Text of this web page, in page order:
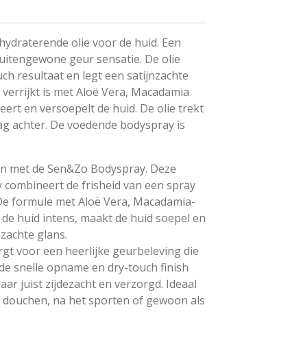
olie voor de huid. Een
geur sensatie. De olie
resultaat en legt een satijnzachte
is met Aloë Vera, Macadamia
en versoepelt de huid. De olie trekt
achter. De voedende bodyspray is
met de Sen&Zo Bodyspray. Deze
de frisheid van een spray
formule met Aloë Vera, Macadamia-
huid intens, maakt de huid soepel en
glans.
voor een heerlijke geurbeleving die
snelle opname en dry-touch finish
juist zijdezacht en verzorgd. Ideaal
na het sporten of gewoon als